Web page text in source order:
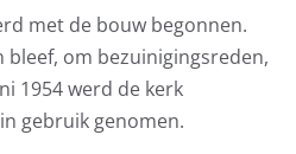
met de bouw begonnen.
bleef, om bezuinigingsreden,
1954 werd de kerk
gebruik genomen.